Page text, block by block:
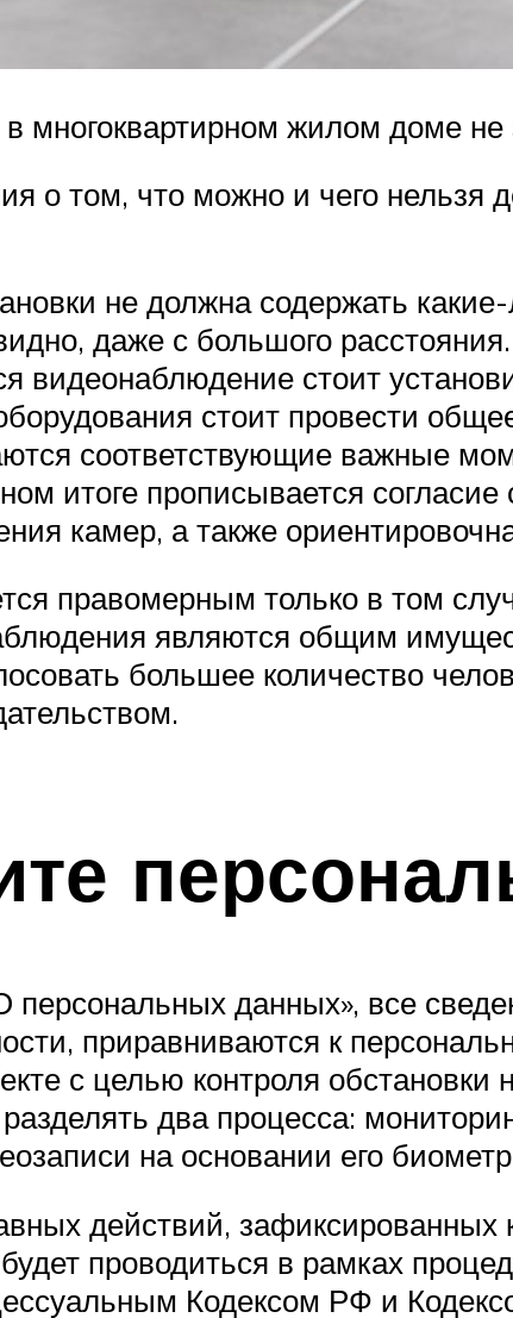
многоквартирном жилом доме
о том, что можно и чего нельзя
не должна содержать
даже с большого
видеонаблюдение стоит
стоит провести
соответствующие важные
итоге прописывается
камер, а также
правомерным только в том
являются общим
большее количество
персональных данных», все
приравниваются к
с целью контроля обстановки
два процесса:
на основании его
действий,
проводиться в рамках
Кодексом РФ и